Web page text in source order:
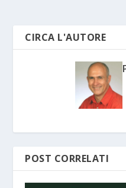
CIRCA L'AUTORE
POST CORRELATI